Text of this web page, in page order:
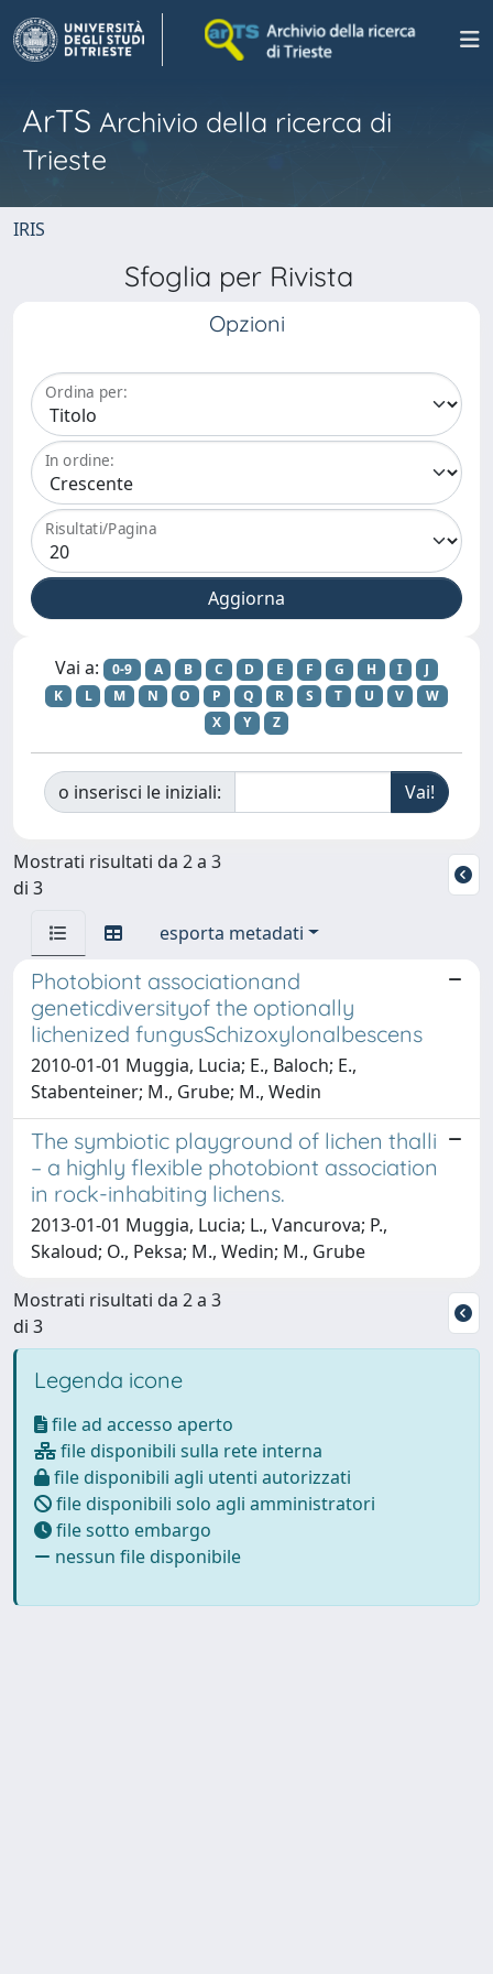
ArTS Archivio della ricerca di
Trieste
IRIS
Sfoglia per Rivista
Opzioni
Ordina per:
In ordine:
Risultati/Pagina
Vai a: 0-9 A B C D E F G H I
J
K
L M N O P Q R S T U V
W
X
Y Z
o inserisci le iniziali:
Mostrati risultati da 2 a 3
di 3
esporta metadati
Photobiont associationand
geneticdiversityof the optionally
lichenized fungusSchizoxylonalbescens
2010-01-01 Muggia, Lucia; E., Baloch; E.,
Stabenteiner; M., Grube; M., Wedin
The symbiotic playground of lichen thalli
– a highly flexible photobiont association
in rock-inhabiting lichens.
2013-01-01 Muggia, Lucia; L., Vancurova; P.,
Skaloud; O., Peksa; M., Wedin; M., Grube
Mostrati risultati da 2 a 3
di 3
Legenda icone
file ad accesso aperto
file disponibili sulla rete interna
file disponibili agli utenti autorizzati
file disponibili solo agli amministratori
file sotto embargo
nessun file disponibile